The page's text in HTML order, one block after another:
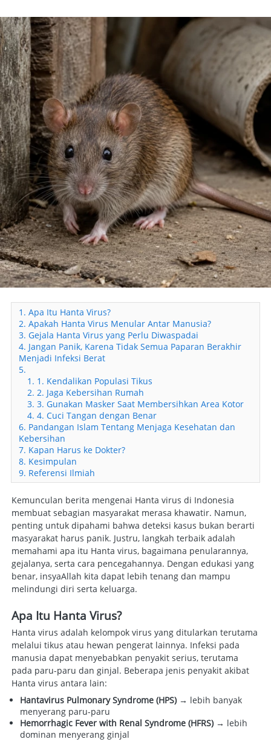
1. Apa Itu Hanta Virus?
2. Apakah Hanta Virus Menular Antar Manusia?
3. Gejala Hanta Virus yang Perlu Diwaspadai
4. Jangan Panik, Karena Tidak Semua Paparan Berakhir
Menjadi Infeksi Berat
5.
1. 1. Kendalikan Populasi Tikus
2. 2. Jaga Kebersihan Rumah
3. 3. Gunakan Masker Saat Membersihkan Area Kotor
4. 4. Cuci Tangan dengan Benar
6. Pandangan Islam Tentang Menjaga Kesehatan dan
Kebersihan
7. Kapan Harus ke Dokter?
8. Kesimpulan
9. Referensi Ilmiah
Kemunculan berita mengenai Hanta virus di Indonesia
membuat sebagian masyarakat merasa khawatir. Namun,
penting untuk dipahami bahwa deteksi kasus bukan berarti
masyarakat harus panik. Justru, langkah terbaik adalah
memahami apa itu Hanta virus, bagaimana penularannya,
gejalanya, serta cara pencegahannya. Dengan edukasi yang
benar, insyaAllah kita dapat lebih tenang dan mampu
melindungi diri serta keluarga.
Apa Itu Hanta Virus?
Hanta virus adalah kelompok virus yang ditularkan terutama
melalui tikus atau hewan pengerat lainnya. Infeksi pada
manusia dapat menyebabkan penyakit serius, terutama
pada paru-paru dan ginjal. Beberapa jenis penyakit akibat
Hanta virus antara lain:
Hantavirus Pulmonary Syndrome (HPS) → lebih banyak
menyerang paru-paru
Hemorrhagic Fever with Renal Syndrome (HFRS) → lebih
dominan menyerang ginjal